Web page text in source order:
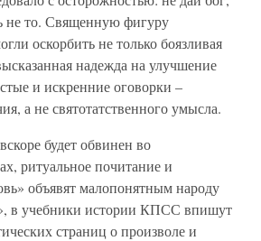
не то. Священную фигуру
оскорбить не только боязливая
надежда на улучшение
и искренние оговорки –
а не святотатственного умысла.
будет обвинен во
ритуальное почитание и
объявят малопонятным народу
в учебники истории КПСС впишут
страниц о произволе и